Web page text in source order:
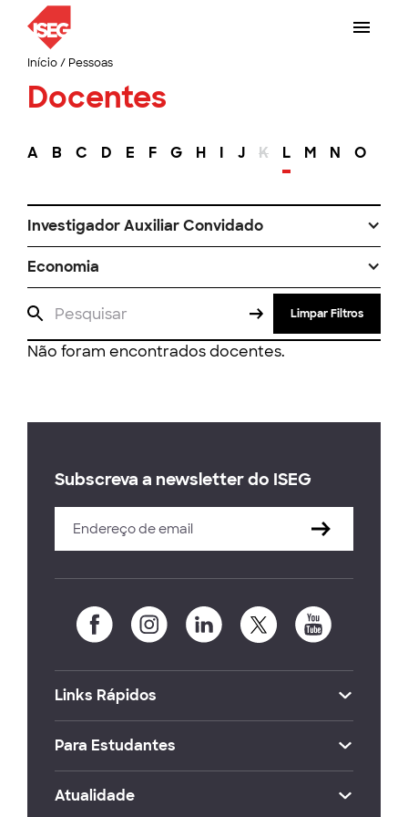
Início/ Pessoas
Docentes
A B C D E F G H I J K L M N O
Investigador Auxiliar Convidado
Economia
Limpar Filtros
Não foram encontrados docentes.
Subscreva a newsletter do ISEG
Links Rápidos
Para Estudantes
Atualidade